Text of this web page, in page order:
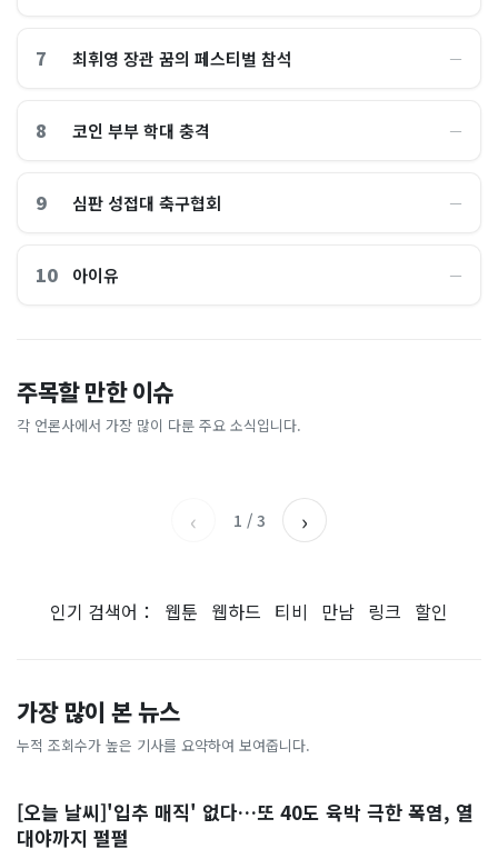
7 최휘영 장관 꿈의 페스티벌 참석 ―
8 코인 부부 학대 충격 ―
9 심판 성접대 축구협회 ―
10 아이유 ―
주목할 만한 이슈
각 언론사에서 가장 많이 다룬 주요 소식입니다.
이 대통령 사관학교 통합 발언
에…“서울대 법대·충암고도
없애나”
채널A
라 출렁이는 日증시
아시아경제
총리 영상에 "대체 뭐냐" 발
칵‥日 배우도 "미친 짓"
실체, 은밀하게…[중국나라]
‹ 1 / 3 ›
인기 검색어： 웹툰 웹하드 티비 만남 링크 할인
가장 많이 본 뉴스
누적 조회수가 높은 기사를 요약하여 보여줍니다.
[오늘 날씨]'입추 매직' 없다…또 40도 육박 극한 폭염, 열
대야까지 펄펄